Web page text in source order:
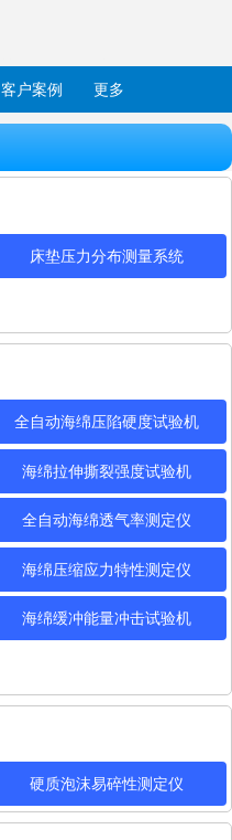
客户案例 更多
床垫压力分布测量系统
全自动海绵压陷硬度试验机
海绵拉伸撕裂强度试验机
全自动海绵透气率测定仪
海绵压缩应力特性测定仪
海绵缓冲能量冲击试验机
硬质泡沫易碎性测定仪